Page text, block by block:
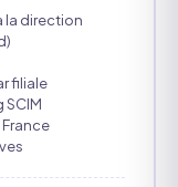
la direction
filiale
SCIM
France